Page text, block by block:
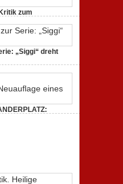
zum
„Siggi“ dreht